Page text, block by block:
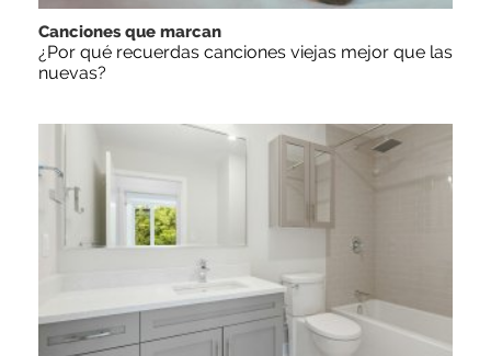
Canciones que marcan
¿Por qué recuerdas canciones viejas mejor que las
nuevas?